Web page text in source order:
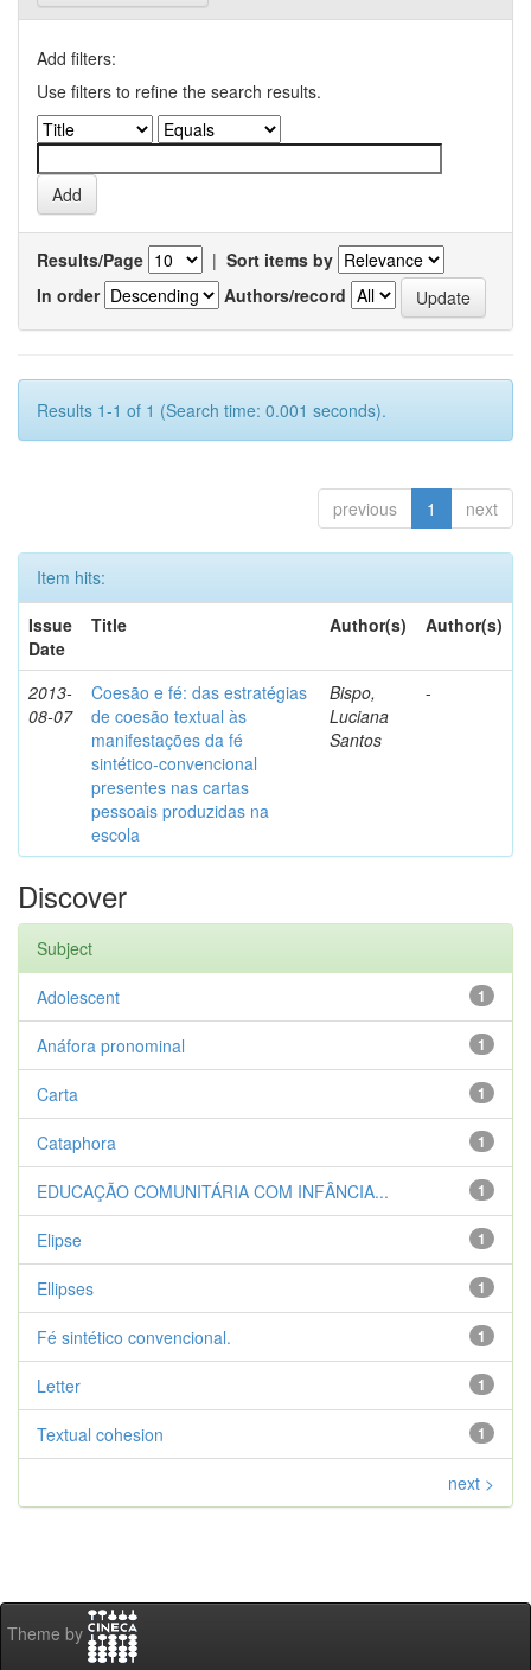
Add filters:
Use filters to refine the search results.
Results/Page | Sort items by
In order
Authors/record
Results 1-1 of 1 (Search time: 0.001 seconds).
previous 1 next
Item hits:
Issue
Date
Title Author(s) Author(s)
2013-
08-07
Coesão e fé: das estratégias
de coesão textual às
manifestações da fé
sintético-convencional
presentes nas cartas
pessoais produzidas na
escola
Bispo,
Luciana
Santos
-
Discover
Subject
1
Adolescent
1
Anáfora pronominal
1
Carta
1
Cataphora
1
EDUCAÇÃO COMUNITÁRIA COM INFÂNCIA...
1
Elipse
1
Ellipses
1
Fé sintético convencional.
1
Letter
1
Textual cohesion
next >
Theme by